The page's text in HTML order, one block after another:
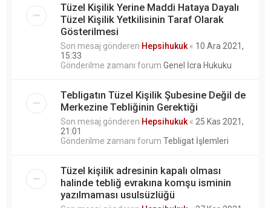
Tüzel Kişilik Yerine Maddi Hataya Dayalı
Tüzel Kişilik Yetkilisinin Taraf Olarak
Gösterilmesi
Son mesaj gönderen Hepsihukuk « 10 Ara 2021,
15:33
Gönderilme zamanı forum Genel İcra Hukuku
Tebligatın Tüzel Kişilik Şubesine Değil de
Merkezine Tebliğinin Gerektiği
Son mesaj gönderen Hepsihukuk « 25 Kas 2021,
21:01
Gönderilme zamanı forum Tebligat İşlemleri
Tüzel kişilik adresinin kapalı olması
halinde tebliğ evrakına komşu isminin
yazılmaması usulsüzlüğü